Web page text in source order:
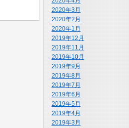
2020年3月
2020年2月
2020年1月
2019年12月
2019年11月
2019年10月
2019年9月
2019年8月
2019年7月
2019年6月
2019年5月
2019年4月
2019年3月